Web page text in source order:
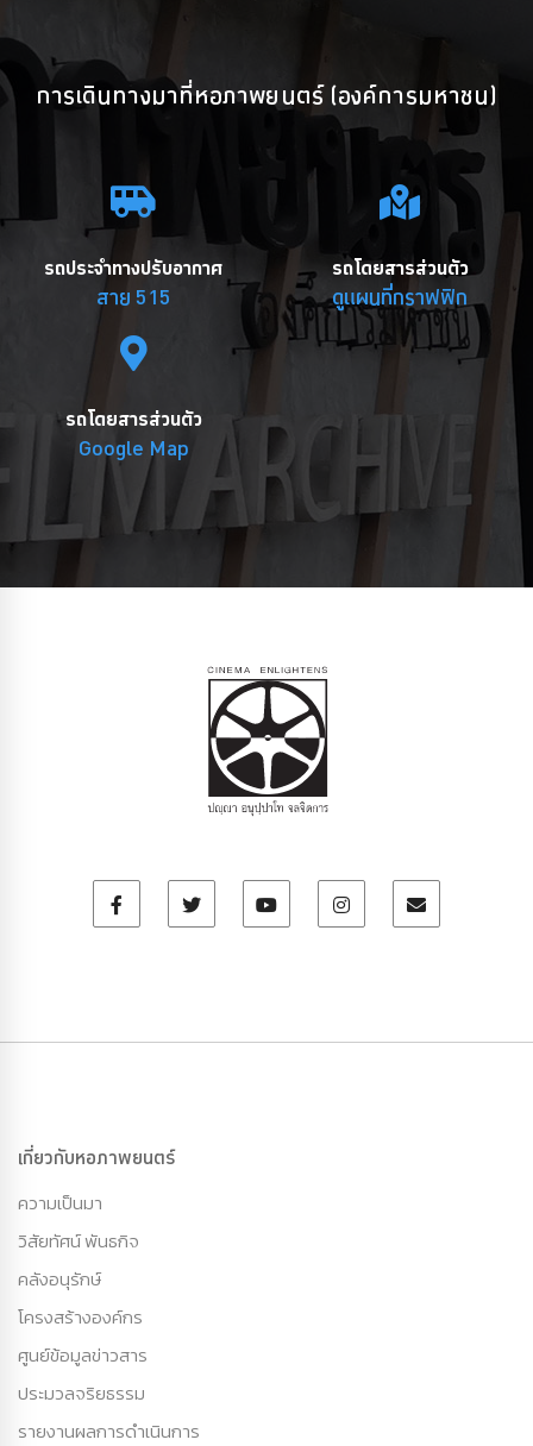
การเดินทางมาที่หอภาพยนตร์ (องค์การมหาชน)
รถประจำทางปรับอากาศ
สาย 515
รถโดยสารส่วนตัว
ดูแผนที่กราฟฟิก
รถโดยสารส่วนตัว
Google Map
เกี่ยวกับหอภาพยนตร์
ความเป็นมา
วิสัยทัศน์ พันธกิจ
คลังอนุรักษ์
โครงสร้างองค์กร
ศูนย์ข้อมูลข่าวสาร
ประมวลจริยธรรม
รายงานผลการดำเนินการ